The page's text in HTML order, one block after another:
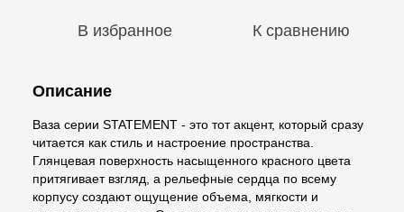
В избранное К сравнению
Описание
Ваза серии STATEMENT - это тот акцент, который сразу
читается как стиль и настроение пространства.
Глянцевая поверхность насыщенного красного цвета
притягивает взгляд, а рельефные сердца по всему
корпусу создают ощущение объема, мягкости и